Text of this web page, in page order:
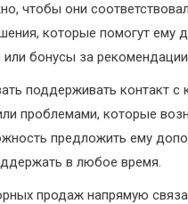
чтобы они
которые помогут
бонусы за
поддерживать контакт
проблемами, которые
предложить ему
в любое время.
продаж напрямую